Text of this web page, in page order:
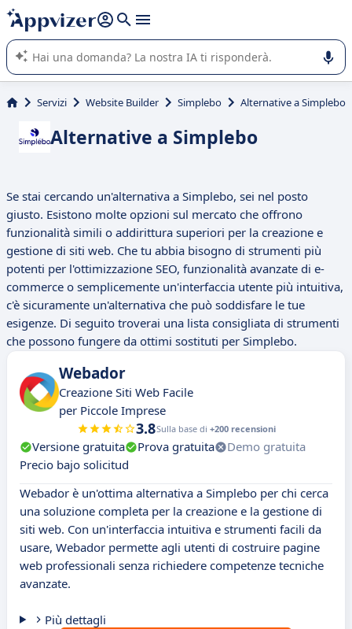
righe con
shift + enter
L'IA di Appvizer vi guida nell'utilizzo o nella scelta di un
software SaaS per la vostra azienda.
Servizi Website Builder Simplebo Alternative a Simplebo
Alternative a Simplebo
Se stai cercando un'alternativa a Simplebo, sei nel posto
giusto. Esistono molte opzioni sul mercato che offrono
funzionalità simili o addirittura superiori per la creazione e
gestione di siti web. Che tu abbia bisogno di strumenti più
potenti per l'ottimizzazione SEO, funzionalità avanzate di e-
commerce o semplicemente un'interfaccia utente più intuitiva,
c'è sicuramente un'alternativa che può soddisfare le tue
esigenze. Di seguito troverai una lista consigliata di strumenti
che possono fungere da ottimi sostituti per Simplebo.
Webador
Creazione Siti Web Facile
per Piccole Imprese
3.8Sulla base di +200 recensioni
Versione gratuita Prova gratuita
Demo gratuita
Precio bajo solicitud
Webador è un'ottima alternativa a Simplebo per chi cerca
una soluzione completa per la creazione e la gestione di
siti web. Con un'interfaccia intuitiva e strumenti facili da
usare, Webador permette agli utenti di costruire pagine
web professionali senza richiedere competenze tecniche
avanzate.
Più dettagli